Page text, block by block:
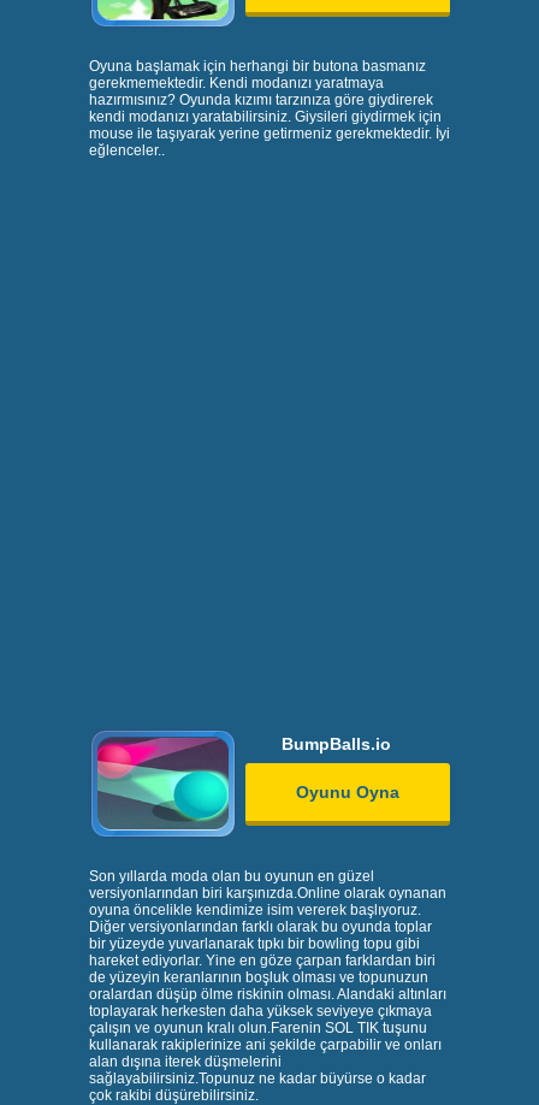
Oyuna başlamak için herhangi bir butona basmanız
gerekmemektedir. Kendi modanızı yaratmaya
hazırmısınız? Oyunda kızımı tarzınıza göre giydirerek
kendi modanızı yaratabilirsiniz. Giysileri giydirmek için
mouse ile taşıyarak yerine getirmeniz gerekmektedir. İyi
eğlenceler..
BumpBalls.io
Oyunu Oyna
Son yıllarda moda olan bu oyunun en güzel
versiyonlarından biri karşınızda.Online olarak oynanan
oyuna öncelikle kendimize isim vererek başlıyoruz.
Diğer versiyonlarından farklı olarak bu oyunda toplar
bir yüzeyde yuvarlanarak tıpkı bir bowling topu gibi
hareket ediyorlar. Yine en göze çarpan farklardan biri
de yüzeyin keranlarının boşluk olması ve topunuzun
oralardan düşüp ölme riskinin olması. Alandaki altınları
toplayarak herkesten daha yüksek seviyeye çıkmaya
çalışın ve oyunun kralı olun.Farenin SOL TIK tuşunu
kullanarak rakiplerinize ani şekilde çarpabilir ve onları
alan dışına iterek düşmelerini
sağlayabilirsiniz.Topunuz ne kadar büyürse o kadar
çok rakibi düşürebilirsiniz.